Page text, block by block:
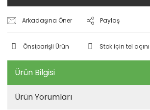
Arkadaşına Öner Paylaş
Önsiparişli Ürün Stok için tel
Ürün Bilgisi
Ürün Yorumları